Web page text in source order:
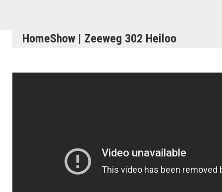
HomeShow | Zeeweg 302 Heiloo